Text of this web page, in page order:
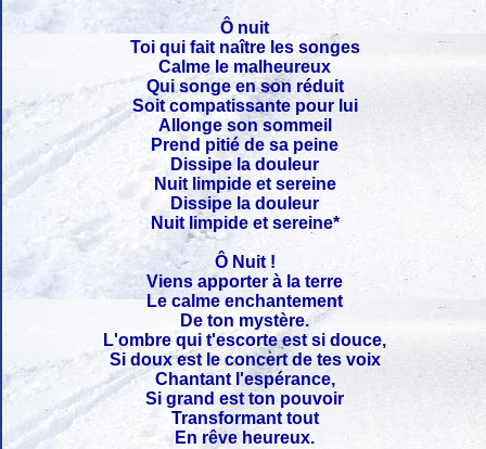
Ô nuit
Toi qui fait naître les songes
Calme le malheureux
Qui songe en son réduit
Soit compatissante pour lui
Allonge son sommeil
Prend pitié de sa peine
Dissipe la douleur
Nuit limpide et sereine
Dissipe la douleur
Nuit limpide et sereine*
Ô Nuit !
Viens apporter à la terre
Le calme enchantement
De ton mystère.
L'ombre qui t'escorte est si douce,
Si doux est le concert de tes voix
Chantant l'espérance,
Si grand est ton pouvoir
Transformant tout
En rêve heureux.